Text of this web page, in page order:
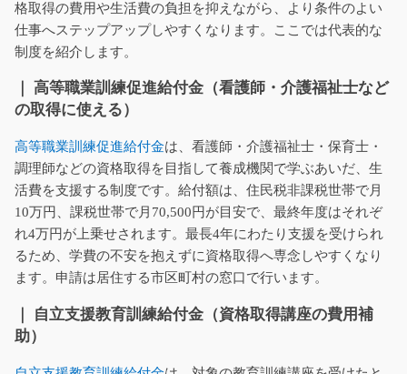
格取得の費用や生活費の負担を抑えながら、より条件のよい
仕事へステップアップしやすくなります。ここでは代表的な
制度を紹介します。
｜ 高等職業訓練促進給付金（看護師・介護福祉士など
の取得に使える）
高等職業訓練促進給付金は、看護師・介護福祉士・保育士・
調理師などの資格取得を目指して養成機関で学ぶあいだ、生
活費を支援する制度です。給付額は、住民税非課税世帯で月
10万円、課税世帯で月70,500円が目安で、最終年度はそれぞ
れ4万円が上乗せされます。最長4年にわたり支援を受けられ
るため、学費の不安を抱えずに資格取得へ専念しやすくなり
ます。申請は居住する市区町村の窓口で行います。
｜ 自立支援教育訓練給付金（資格取得講座の費用補
助）